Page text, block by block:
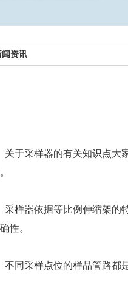
闻资讯
关于采样器的有关知识点大
采样器依据等比例伸缩架的
性。
不同采样点位的样品管路都